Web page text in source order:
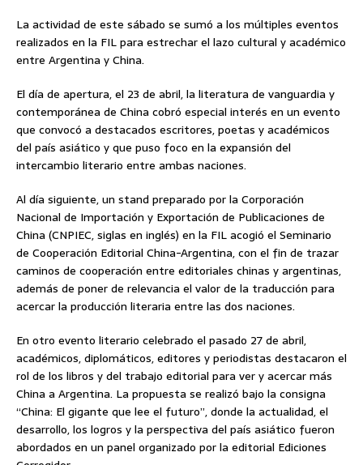
La actividad de este sábado se sumó a los múltiples eventos
realizados en la FIL para estrechar el lazo cultural y académico
entre Argentina y China.
El día de apertura, el 23 de abril, la literatura de vanguardia y
contemporánea de China cobró especial interés en un evento
que convocó a destacados escritores, poetas y académicos
del país asiático y que puso foco en la expansión del
intercambio literario entre ambas naciones.
Al día siguiente, un stand preparado por la Corporación
Nacional de Importación y Exportación de Publicaciones de
China (CNPIEC, siglas en inglés) en la FIL acogió el Seminario
de Cooperación Editorial China-Argentina, con el fin de trazar
caminos de cooperación entre editoriales chinas y argentinas,
además de poner de relevancia el valor de la traducción para
acercar la producción literaria entre las dos naciones.
En otro evento literario celebrado el pasado 27 de abril,
académicos, diplomáticos, editores y periodistas destacaron el
rol de los libros y del trabajo editorial para ver y acercar más
China a Argentina. La propuesta se realizó bajo la consigna
“China: El gigante que lee el futuro”, donde la actualidad, el
desarrollo, los logros y la perspectiva del país asiático fueron
abordados en un panel organizado por la editorial Ediciones